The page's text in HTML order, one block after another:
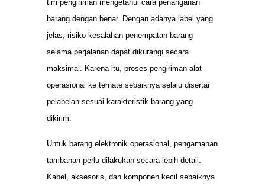
tim pengiriman mengetahui cara penanganan
barang dengan benar. Dengan adanya label yang
jelas, risiko kesalahan penempatan barang
selama perjalanan dapat dikurangi secara
maksimal. Karena itu, proses pengiriman alat
operasional ke ternate sebaiknya selalu disertai
pelabelan sesuai karakteristik barang yang
dikirim.
Untuk barang elektronik operasional, pengamanan
tambahan perlu dilakukan secara lebih detail.
Kabel, aksesoris, dan komponen kecil sebaiknya